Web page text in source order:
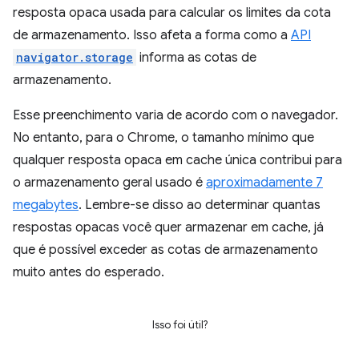
resposta opaca usada para calcular os limites da cota
de armazenamento. Isso afeta a forma como a API
navigator.storage informa as cotas de
armazenamento.
Esse preenchimento varia de acordo com o navegador.
No entanto, para o Chrome, o tamanho mínimo que
qualquer resposta opaca em cache única contribui para
o armazenamento geral usado é aproximadamente 7
megabytes. Lembre-se disso ao determinar quantas
respostas opacas você quer armazenar em cache, já
que é possível exceder as cotas de armazenamento
muito antes do esperado.
Isso foi útil?